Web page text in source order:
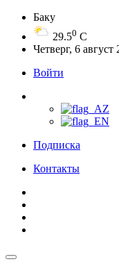
Баку
29.50 C
Четверг, 6 август
Войти
Подписка
Контакты